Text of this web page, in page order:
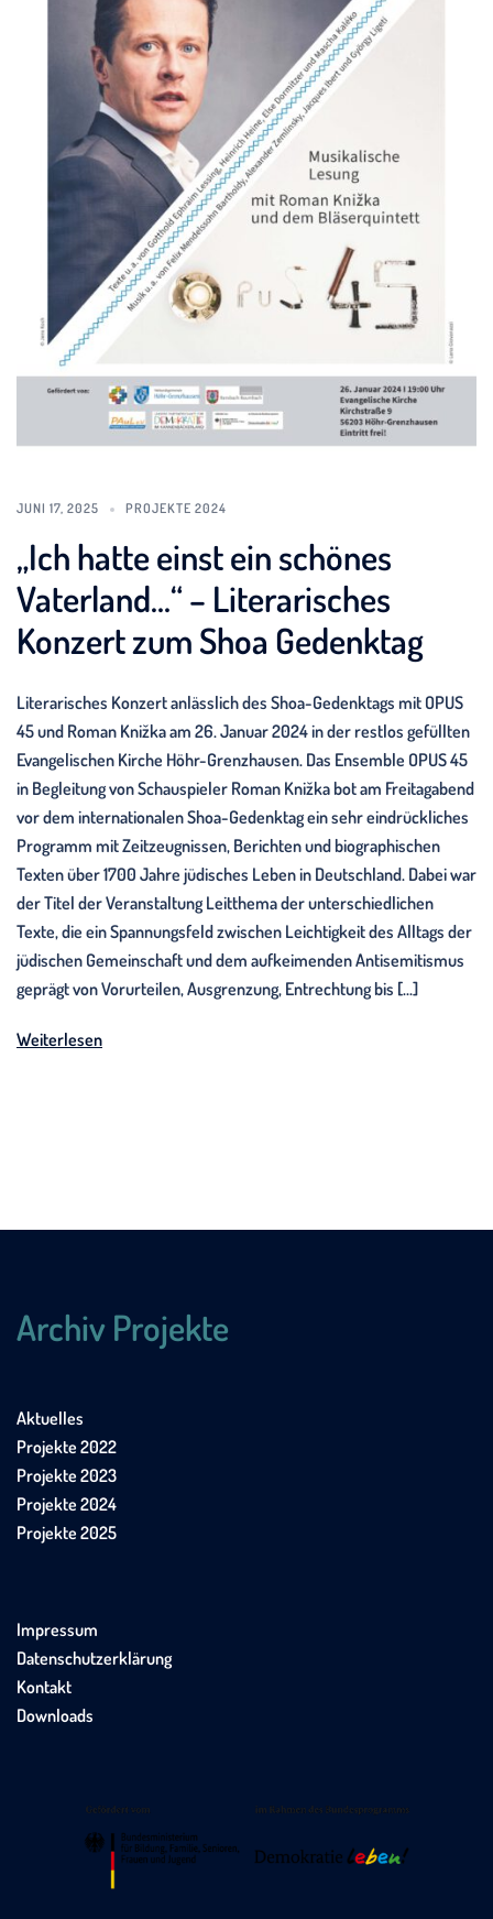
JUNI 17, 2025 PROJEKTE 2024
„Ich hatte einst ein schönes
Vaterland…“ – Literarisches
Konzert zum Shoa Gedenktag
Literarisches Konzert anlässlich des Shoa-Gedenktags mit OPUS
45 und Roman Knižka am 26. Januar 2024 in der restlos gefüllten
Evangelischen Kirche Höhr-Grenzhausen. Das Ensemble OPUS 45
in Begleitung von Schauspieler Roman Knižka bot am Freitagabend
vor dem internationalen Shoa-Gedenktag ein sehr eindrückliches
Programm mit Zeitzeugnissen, Berichten und biographischen
Texten über 1700 Jahre jüdisches Leben in Deutschland. Dabei war
der Titel der Veranstaltung Leitthema der unterschiedlichen
Texte, die ein Spannungsfeld zwischen Leichtigkeit des Alltags der
jüdischen Gemeinschaft und dem aufkeimenden Antisemitismus
geprägt von Vorurteilen, Ausgrenzung, Entrechtung bis […]
Weiterlesen
Archiv Projekte
Aktuelles
Projekte 2022
Projekte 2023
Projekte 2024
Projekte 2025
Impressum
Datenschutzerklärung
Kontakt
Downloads